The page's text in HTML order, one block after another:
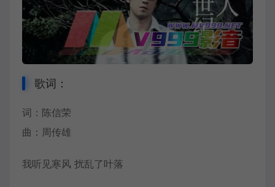
歌词：
词：陈信荣
曲： 周传雄
我听见寒风 扰乱了叶落